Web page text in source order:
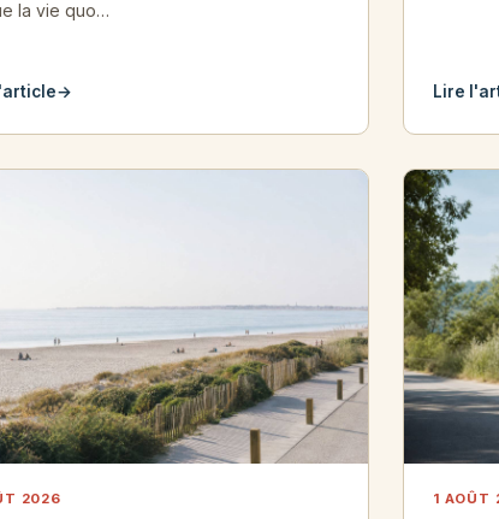
la vie quo…
→ Lire
2026 1 AOÛT